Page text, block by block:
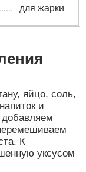
для жарки
яйцо, соль,
и
К
уксусом